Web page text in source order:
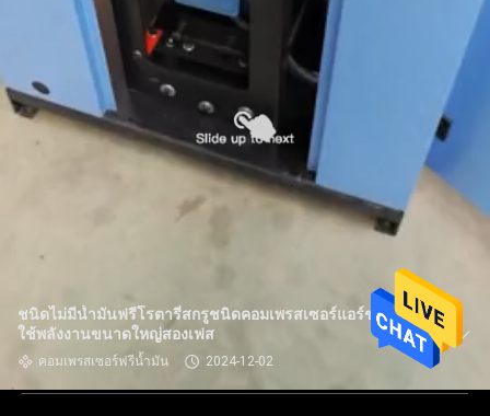
ชนิดไม่มีน้ำมันฟรีโรตารี่สกรูชนิดคอมเพรสเซอร์แอร์ช่วงการ
ใช้พลังงานขนาดใหญ่สองเฟส
คอมเพรสเซอร์ฟรีน้ำมัน 2024-12-02